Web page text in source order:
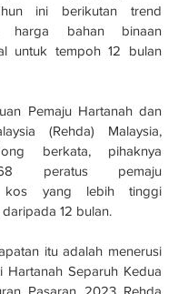
ini berikutan trend
harga bahan binaan
untuk tempoh 12 bulan
Pemaju Hartanah dan
(Rehda) Malaysia,
berkata, pihaknya
peratus pemaju
kos yang lebih tinggi
12 bulan.
itu adalah menerusi
Hartanah Separuh Kedua